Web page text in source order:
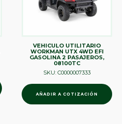
VEHICULO UTILITARIO
WORKMAN UTX 4WD EFI
GASOLINA 2 PASAJEROS,
08100TC
SKU: C0000007333
AÑADIR A COTIZACIÓN